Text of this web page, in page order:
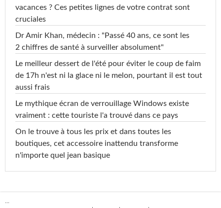
vacances ? Ces petites lignes de votre contrat sont
cruciales
Dr Amir Khan, médecin : "Passé 40 ans, ce sont les
2 chiffres de santé à surveiller absolument"
Le meilleur dessert de l'été pour éviter le coup de faim
de 17h n'est ni la glace ni le melon, pourtant il est tout
aussi frais
Le mythique écran de verrouillage Windows existe
vraiment : cette touriste l'a trouvé dans ce pays
On le trouve à tous les prix et dans toutes les
boutiques, cet accessoire inattendu transforme
n'importe quel jean basique
...